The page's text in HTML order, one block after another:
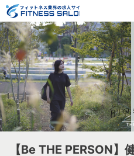
【Be THE PERSON】